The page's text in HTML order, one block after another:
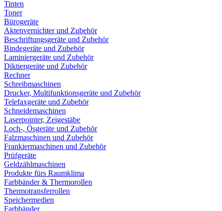
Tinten
Toner
Bürogeräte
Aktenvernichter und Zubehör
Beschriftungsgeräte und Zubehör
Bindegeräte und Zubehör
Laminiergeräte und Zubehör
Diktiergeräte und Zubehör
Rechner
Schreibmaschinen
Drucker, Multifunktionsgeräte und Zubehör
Telefaxgeräte und Zubehör
Schneidemaschinen
Laserpointer, Zeigestäbe
Loch-, Ösgeräte und Zubehör
Falzmaschinen und Zubehör
Frankiermaschinen und Zubehör
Prüfgeräte
Geldzählmaschinen
Produkte fürs Raumklima
Farbbänder & Thermorollen
Thermotransferrollen
Speichermedien
Farbbänder